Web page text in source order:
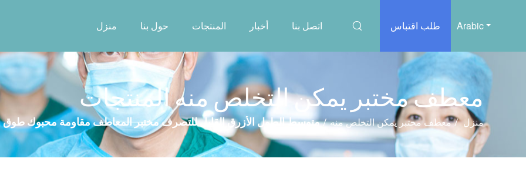
Arabic طلب اقتباس منزل حول بنا المنتجات أخبار اتصل بنا
معطف مختبر يمكن التخلص منه المنتجات
منزل / معطف مختبر يمكن التخلص منه / متوسط ​​الطول الأزرق القابل للتصرف مختبر المعاطف مقاومة محبوك طوق